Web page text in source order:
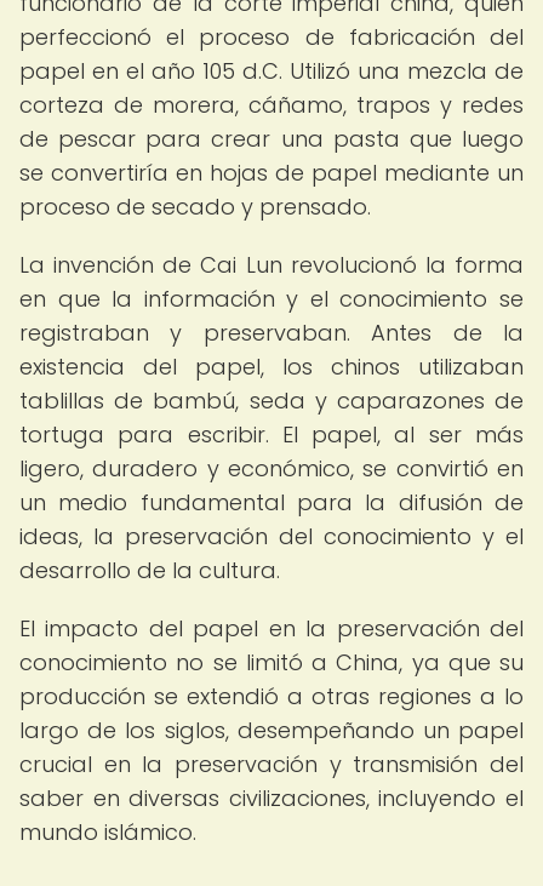
perfeccionó el proceso de fabricación del
papel en el año 105 d.C. Utilizó una mezcla de
corteza de morera, cáñamo, trapos y redes
de pescar para crear una pasta que luego
se convertiría en hojas de papel mediante un
proceso de secado y prensado.
La invención de Cai Lun revolucionó la forma
en que la información y el conocimiento se
registraban y preservaban. Antes de la
existencia del papel, los chinos utilizaban
tablillas de bambú, seda y caparazones de
tortuga para escribir. El papel, al ser más
ligero, duradero y económico, se convirtió en
un medio fundamental para la difusión de
ideas, la preservación del conocimiento y el
desarrollo de la cultura.
El impacto del papel en la preservación del
conocimiento no se limitó a China, ya que su
producción se extendió a otras regiones a lo
largo de los siglos, desempeñando un papel
crucial en la preservación y transmisión del
saber en diversas civilizaciones, incluyendo el
mundo islámico.